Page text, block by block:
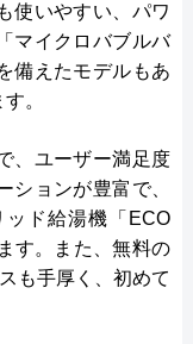
使いやすい、パワ
マイクロバブルバ
備えたモデルもあ
。
、ユーザー満足度
ションが豊富で、
ド給湯機「ECO
す。また、無料の
も手厚く、初めて